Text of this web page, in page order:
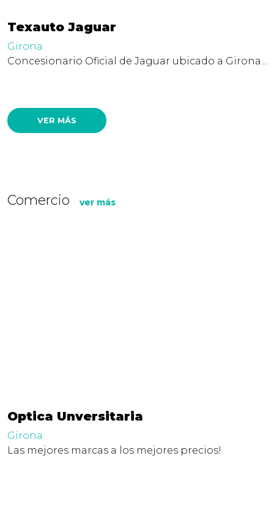
Texauto Jaguar
Girona
Concesionario Oficial de Jaguar ubicado a Girona...
VER MÁS
Comercio ver más
Optica Unversitaria
Girona
Las mejores marcas a los mejores precios!